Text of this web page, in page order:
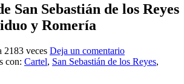
San Sebastián de los Reyes
y Romería
2183 veces Deja un comentario
con: Cartel, San Sebastián de los Reyes,
participan en la romería?
años
actos principales que se celebran en el